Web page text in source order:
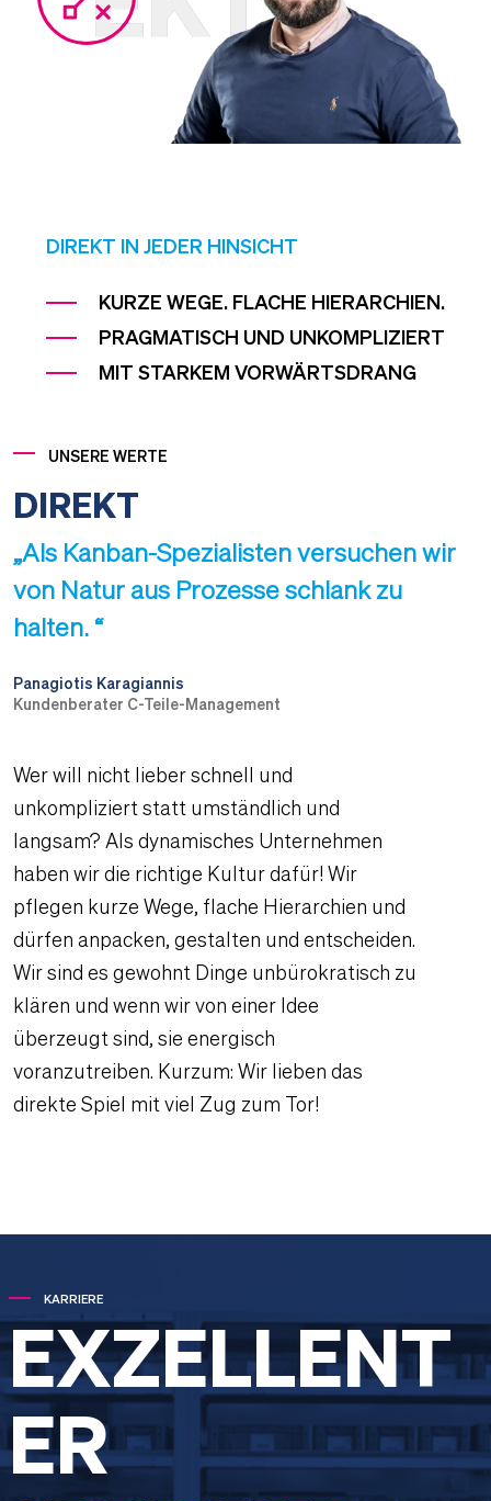
UNSERE WERTE
DIREKT
„Als Kanban-Spezialisten versuchen wir
von Natur aus Prozesse schlank zu
halten. “
Panagiotis Karagiannis
Kundenberater C-Teile-Management
Wer will nicht lieber schnell und
unkompliziert statt umständlich und
langsam? Als dynamisches Unternehmen
haben wir die richtige Kultur dafür! Wir
pflegen kurze Wege, flache Hierarchien und
dürfen anpacken, gestalten und entscheiden.
Wir sind es gewohnt Dinge unbürokratisch zu
klären und wenn wir von einer Idee
überzeugt sind, sie energisch
voranzutreiben. Kurzum: Wir lieben das
direkte Spiel mit viel Zug zum Tor!
DIREKT IN JEDER HINSICHT
KURZE WEGE. FLACHE HIERARCHIEN.
PRAGMATISCH UND UNKOMPLIZIERT
MIT STARKEM VORWÄRTSDRANG
KARRIERE
EXZELLENT
ER